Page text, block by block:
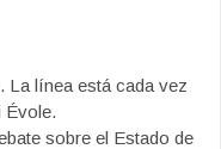
La línea está cada vez
Évole.
sobre el Estado de